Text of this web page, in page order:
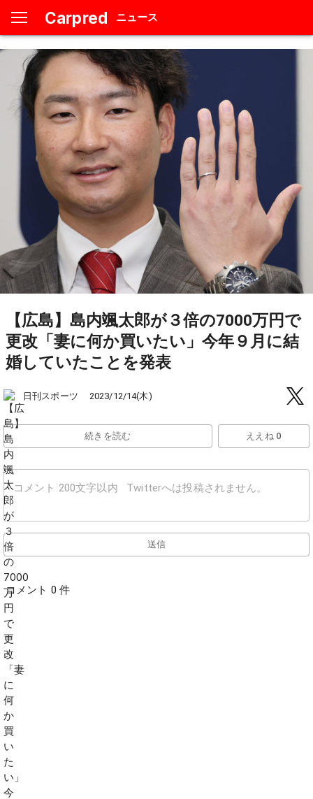
Carpred ニュース
【広島】島内颯太郎が３倍の7000万円で
更改「妻に何か買いたい」今年９月に結
婚していたことを発表
日刊スポーツ 2023/12/14(木)
続きを読む ええね 0
送信
コメント 0 件